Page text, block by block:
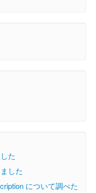
た
した
について調べた